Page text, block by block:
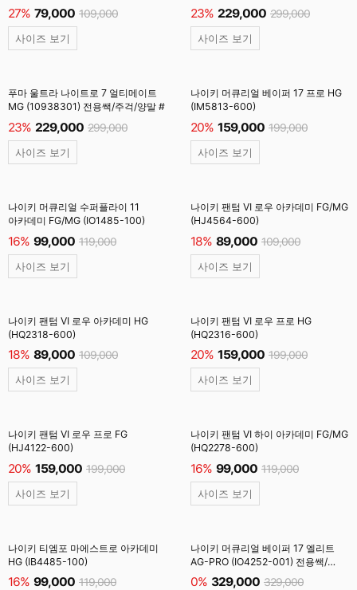
27% 79,000 109,000
사이즈 보기
23% 229,000 299,000
사이즈 보기
푸마 울트라 나이트로 7 얼티메이트
MG (10938301) 전용쌕/주걱/양말 #
23% 229,000 299,000
사이즈 보기
나이키 머큐리얼 베이퍼 17 프로 HG
(IM5813-600)
20% 159,000 199,000
사이즈 보기
나이키 머큐리얼 수퍼플라이 11
아카데미 FG/MG (IO1485-100)
16% 99,000 119,000
사이즈 보기
나이키 팬텀 VI 로우 아카데미 FG/MG
(HJ4564-600)
18% 89,000 109,000
사이즈 보기
나이키 팬텀 VI 로우 아카데미 HG
(HQ2318-600)
18% 89,000 109,000
사이즈 보기
나이키 팬텀 VI 로우 프로 HG
(HQ2316-600)
20% 159,000 199,000
사이즈 보기
나이키 팬텀 VI 로우 프로 FG
(HJ4122-600)
20% 159,000 199,000
사이즈 보기
나이키 팬텀 VI 하이 아카데미 FG/MG
(HQ2278-600)
16% 99,000 119,000
사이즈 보기
나이키 티엠포 마에스트로 아카데미
HG (IB4485-100)
16% 99,000 119,000
나이키 머큐리얼 베이퍼 17 엘리트
AG-PRO (IO4252-001) 전용쌕/
주걱/양말 #
0% 329,000 329,000